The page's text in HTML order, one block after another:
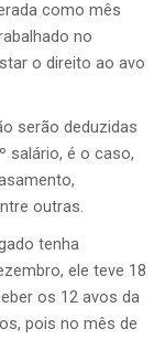
como mês
no
o direito ao avo
serão deduzidas
salário, é o caso,
outras.
tenha
ele teve 18
os 12 avos da
pois no mês de